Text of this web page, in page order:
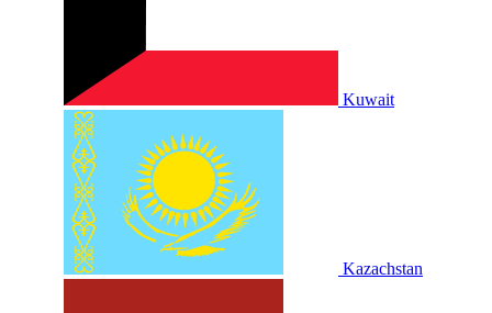
Kuwait
Kazachstan